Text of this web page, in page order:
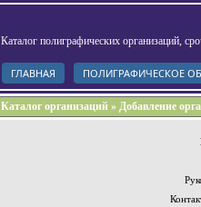
Каталог полиграфических организаций,
ГЛАВНАЯ ПОЛИГРАФИЧЕСКОЕ
Каталог организаций » Добавление